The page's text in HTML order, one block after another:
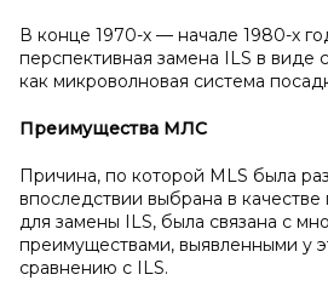
В конце 1970-х — начале 1980-х
перспективная замена ILS в виде
как микроволновая система
Преимущества МЛС
Причина, по которой MLS была
впоследствии выбрана в
для замены ILS, была связана с
преимуществами, выявленными у
сравнению с ILS.